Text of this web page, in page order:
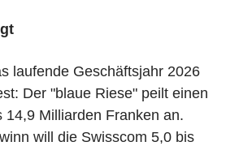
laufende Geschäftsjahr 2026
Der "blaue Riese" peilt einen
14,9 Milliarden Franken an.
will die Swisscom 5,0 bis